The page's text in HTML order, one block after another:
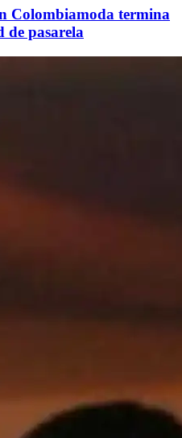
Colombiamoda termina
de pasarela